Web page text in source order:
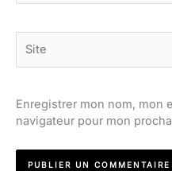
Enregistrer mon nom, mon
navigateur pour mon